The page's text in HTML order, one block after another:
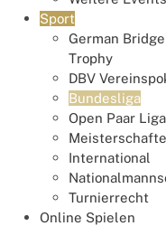
Sport
German Bridge
Trophy
DBV
Bundesliga
Open Paar Liga
International
Turnierrecht
Online Spielen
Zuhause in Kassel.
Bundesliga Süd
2009/2010 wurde
eine umfangreiche
umgesetzt wurde.
den Klassen
1. Bundesliga,
2. Bundesliga
3. Bundesliga